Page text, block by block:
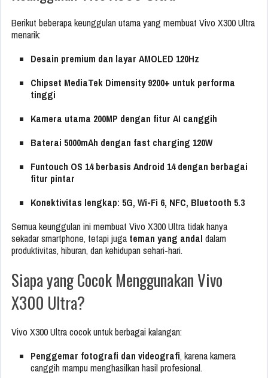
Berikut beberapa keunggulan utama yang membuat Vivo X300 Ultra
menarik:
Desain premium dan layar AMOLED 120Hz
Chipset MediaTek Dimensity 9200+ untuk performa
tinggi
Kamera utama 200MP dengan fitur AI canggih
Baterai 5000mAh dengan fast charging 120W
Funtouch OS 14 berbasis Android 14 dengan berbagai
fitur pintar
Konektivitas lengkap: 5G, Wi-Fi 6, NFC, Bluetooth 5.3
Semua keunggulan ini membuat Vivo X300 Ultra tidak hanya
sekadar smartphone, tetapi juga teman yang andal dalam
produktivitas, hiburan, dan kehidupan sehari-hari.
Siapa yang Cocok Menggunakan Vivo
X300 Ultra?
Vivo X300 Ultra cocok untuk berbagai kalangan:
Penggemar fotografi dan videografi, karena kamera
canggih mampu menghasilkan hasil profesional.